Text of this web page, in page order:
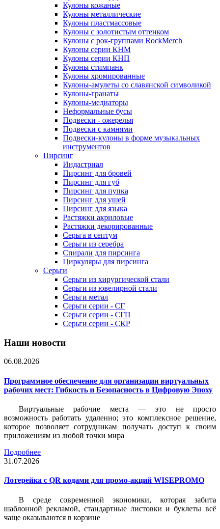
Кулоны кожаные
Кулоны металлические
Кулоны пластмассовые
Кулоны с золотистым оттенком
Кулоны с рок-группами RockMerch
Кулоны серии КНМ
Кулоны серии КНП
Кулоны стимпанк
Кулоны хромированные
Кулоны-амулеты со славянской символикой
Кулоны-гранаты
Кулоны-медиаторы
Неформальные бусы
Подвески - ожерелья
Подвески с камнями
Подвески-кулоны в форме музыкальных
инструментов
Пирсинг
Индастриал
Пирсинг для бровей
Пирсинг для губ
Пирсинг для пупка
Пирсинг для ушей
Пирсинг для языка
Растяжки акриловые
Растяжки декорированные
Серьга в септум
Серьги из серебра
Спирали для пирсинга
Циркуляры для пирсинга
Серьги
Серьги из хирургической стали
Серьги из ювелирной стали
Серьги метал
Серьги серии - СГ
Серьги серии - СГП
Серьги серии - СКР
Наши новости
06.08.2026
Программное обеспечение для организации виртуальных
рабочих мест: Гибкость и Безопасность в Цифровую Эпоху
Виртуальные рабочие места — это не просто
возможность работать удаленно; это комплексное решение,
которое позволяет сотрудникам получать доступ к своим
приложениям из любой точки мира
Подробнее
31.07.2026
Лотерейка c QR кодами для промо-акций WISEPROMO
В среде современной экономики, которая забита
шаблонной рекламой, стандартные листовки и буклеты всё
чаще оказываются в корзине